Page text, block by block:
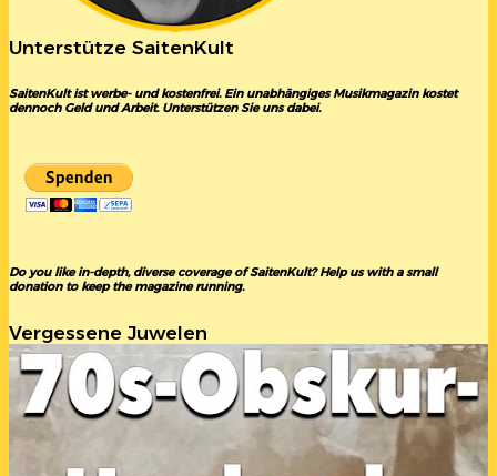
Unterstütze SaitenKult
SaitenKult ist werbe- und kostenfrei. Ein unabhängiges Musikmagazin kostet
dennoch Geld und Arbeit. Unterstützen Sie uns dabei.
Do you like in-depth, diverse coverage of SaitenKult? Help us with a small
donation to keep the magazine running.
Vergessene Juwelen